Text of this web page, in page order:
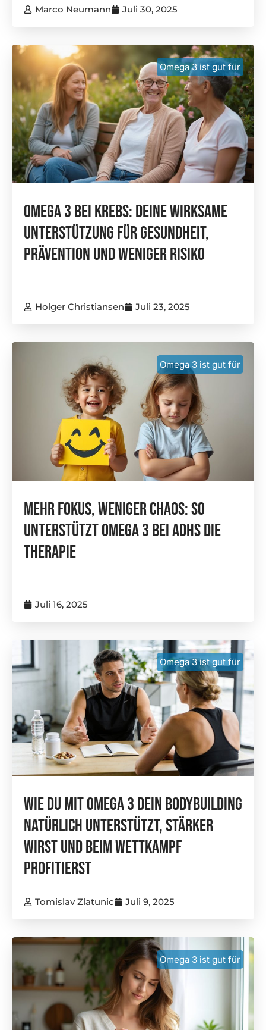
Marco Neumann Juli 30, 2025
Omega 3 ist gut für
Omega 3 Bei Krebs: Deine Wirksame
Unterstützung Für Gesundheit,
Prävention Und Weniger Risiko
Holger Christiansen Juli 23, 2025
Omega 3 ist gut für
Mehr Fokus, Weniger Chaos: So
Unterstützt Omega 3 Bei ADHS Die
Therapie
Juli 16, 2025
Omega 3 ist gut für
Wie Du Mit Omega 3 Dein Bodybuilding
Natürlich Unterstützt, Stärker
Wirst Und Beim Wettkampf
Profitierst
Tomislav Zlatunic Juli 9, 2025
Omega 3 ist gut für